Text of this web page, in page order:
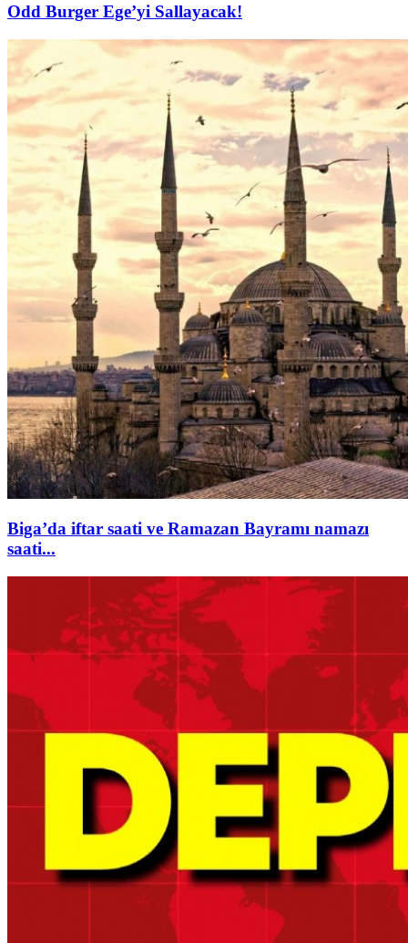
Odd Burger Ege’yi Sallayacak!
Biga’da iftar saati ve Ramazan Bayramı namazı
saati...